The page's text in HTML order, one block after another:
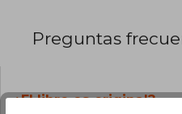
Preguntas
¿El libro es original?